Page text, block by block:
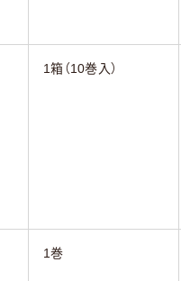
1箱（10巻入）
1巻